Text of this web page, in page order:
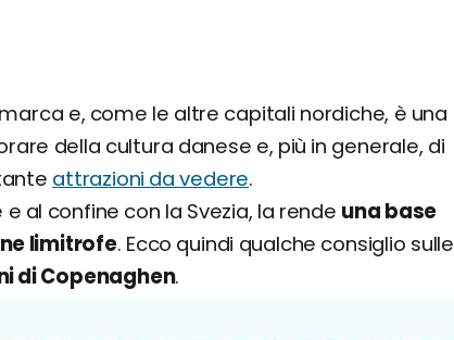
e, come le altre capitali nordiche, è una
della cultura danese e, più in generale, di
attrazioni da vedere.
al confine con la Svezia, la rende una base
limitrofe. Ecco quindi qualche consiglio sulle
di Copenaghen.